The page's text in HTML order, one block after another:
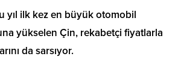
yıl ilk kez en büyük otomobil
yükselen Çin, rekabetçi fiyatlarla
da sarsıyor.